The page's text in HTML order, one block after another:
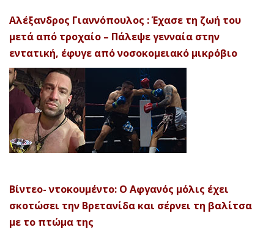
Αλέξανδρος Γιαννόπουλος : Έχασε τη ζωή του
μετά από τροχαίο – Πάλεψε γενναία στην
εντατική, έφυγε από νοσοκομειακό μικρόβιο
Βίντεο- ντοκουμέντο: Ο Αφγανός μόλις έχει
σκοτώσει την Βρετανίδα και σέρνει τη βαλίτσα
με το πτώμα της